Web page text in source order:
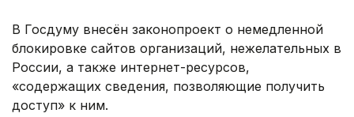
В Госдуму внесён законопроект о немедленной
блокировке сайтов организаций, нежелательных в
России, а также интернет-ресурсов,
«содержащих сведения, позволяющие получить
доступ» к ним.